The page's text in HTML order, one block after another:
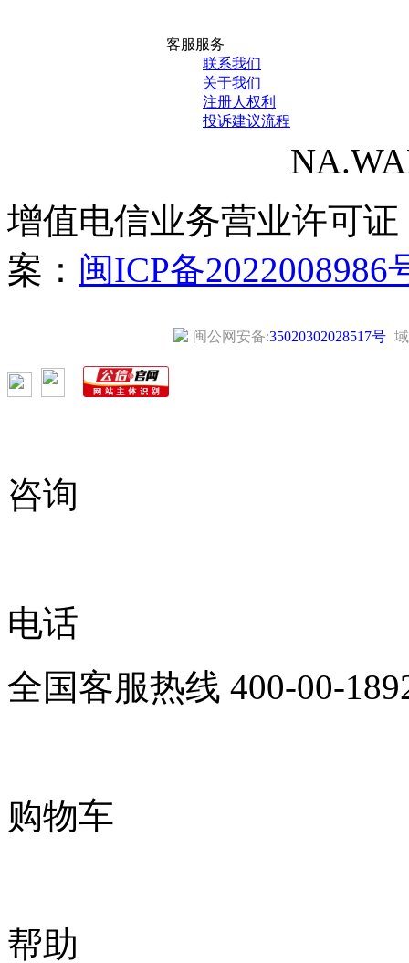
客服服务
联系我们
关于我们
注册人权利
投诉建议流程
增值电信业务营业许可证
案： 闽ICP备2022008986
闽公网安备:35020302028517号
咨询
电话
全国客服热线 400-00-
购物车
帮助